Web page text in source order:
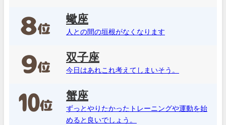
蠍座
人との間の垣根がなくなります
双子座
今日はあれこれ考えてしまいそう。
蟹座
ずっとやりたかったトレーニングや運動を始
めると良いでしょう。